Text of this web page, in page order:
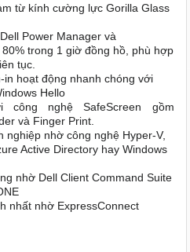
từ kính cường lực Gorilla Glass
Power Manager và
trong 1 giờ đồng hồ, phù hợp
tục.
in hoạt động nhanh chóng với
Hello
nghệ SafeScreen gồm
và Finger Print.
nghiệp nhờ công nghệ Hyper-V,
Active Directory hay Windows
nhờ Dell Client Command Suite
nhất nhờ ExpressConnect